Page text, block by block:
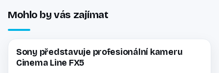
Mohlo by vás zajímat
SONY
Sony představuje profesionální kameru
Cinema Line FX5